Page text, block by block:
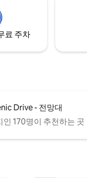
료 주차
Drive - 전망대
인 170명이 추천하는 곳